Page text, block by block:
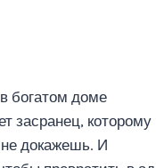
богатом доме
засранец, которому
докажешь. И